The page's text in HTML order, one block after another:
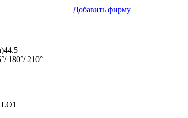
180°/ 210°
Добавить фирму